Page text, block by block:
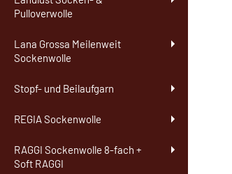
Pulloverwolle
Lana Grossa Meilenweit
Sockenwolle
Stopf- und Beilaufgarn
REGIA Sockenwolle
RAGGI Sockenwolle 8-fach +
Soft RAGGI